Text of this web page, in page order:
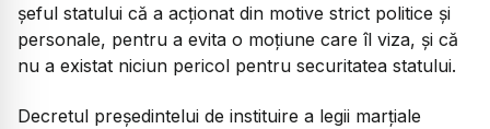
șeful statului că a acționat din motive strict politice și
personale, pentru a evita o moțiune care îl viza, și că
nu a existat niciun pericol pentru securitatea statului.
Decretul președintelui de instituire a legii marțiale